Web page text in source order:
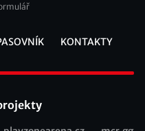
KONTAKTY